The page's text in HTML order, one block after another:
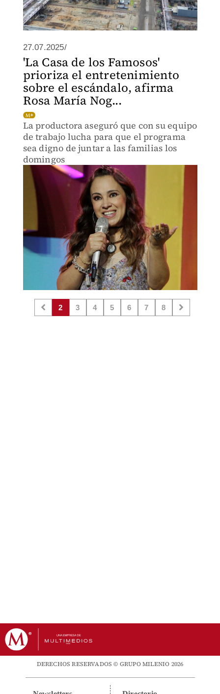
27.07.2025/
'La Casa de los Famosos'
prioriza el entretenimiento
sobre el escándalo, afirma
Rosa María Nog...
La productora aseguró que con su equipo
de trabajo lucha para que el programa
sea digno de juntar a las familias los
domingos
2 3 4 5 6 7 8
DERECHOS RESERVADOS © GRUPO MILENIO 2026